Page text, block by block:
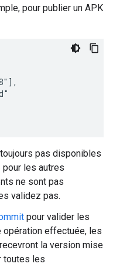
pour publier un APK
pas disponibles
les autres
ne sont pas
validez pas.
pour valider les
effectuée, les
la version mise
toutes les